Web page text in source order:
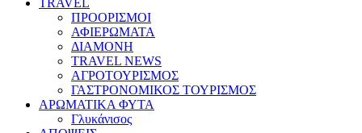
ΠΡΟΟΡΙΣΜΟΙ
ΑΦΙΕΡΩΜΑΤΑ
ΔΙΑΜΟΝΗ
TRAVEL NEWS
ΑΓΡΟΤΟΥΡΙΣΜΟΣ
ΓΑΣΤΡΟΝΟΜΙΚΟΣ ΤΟΥΡΙΣΜΟΣ
ΑΡΩΜΑΤΙΚΑ ΦΥΤΑ
Γλυκάνισος